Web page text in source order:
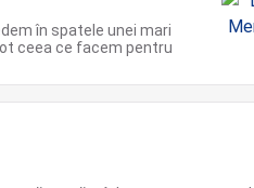
în spatele unei mari
ceea ce facem pentru